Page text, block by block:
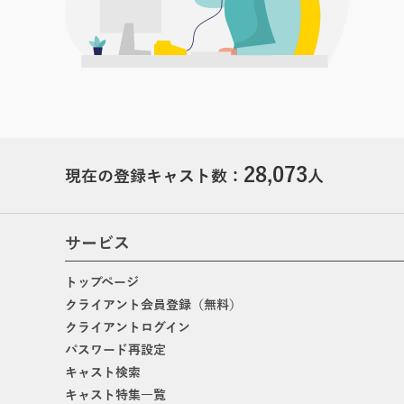
現在の登録キャスト数： 28,073人
サービス
トップページ
クライアント会員登録（無料）
クライアントログイン
パスワード再設定
キャスト検索
キャスト特集一覧